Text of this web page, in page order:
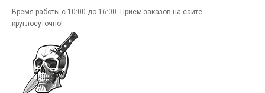
Время работы с 10:00 до 16:00. Прием заказов на сайте -
круглосуточно!